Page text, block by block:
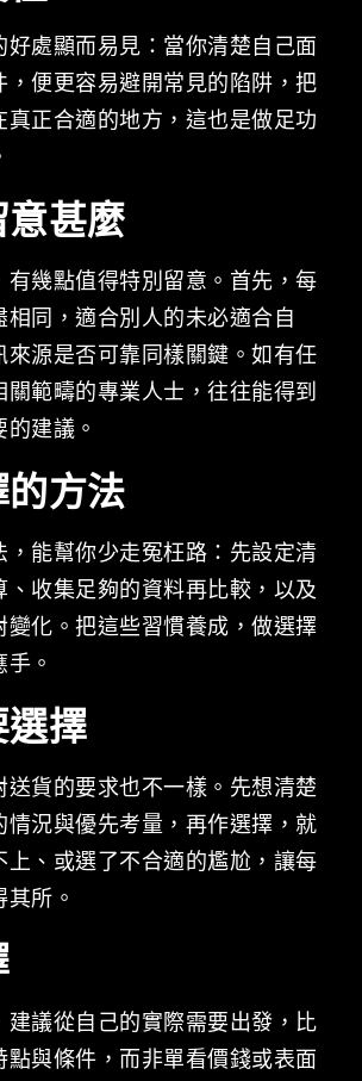
好處顯而易見：當你清楚自己面
，便更容易避開常見的陷阱，把
真正合適的地方，這也是做足功
甚麼
有幾點值得特別留意。首先，每
相同，適合別人的未必適合自
來源是否可靠同樣關鍵。如有任
範疇的專業人士，往往能得到
建議。
方法
，能幫你少走冤枉路：先設定清
、收集足夠的資料再比較，以及
變化。把這些習慣養成，做選擇
。
選擇
送貨的要求也不一樣。先想清楚
情況與優先考量，再作選擇，就
上、或選了不合適的尷尬，讓每
所。
建議從自己的實際需要出發，比
點與條件，而非單看價錢或表面